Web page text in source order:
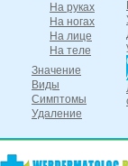
На руках
На ногах
На лице
На теле
Значение
Виды
Симптомы
Удаление